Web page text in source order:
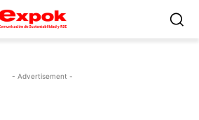
- Advertisement -